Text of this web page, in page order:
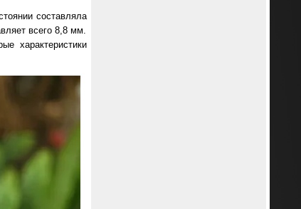
составляла
всего 8,8 мм.
характеристики